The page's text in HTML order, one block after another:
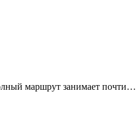
маршрут занимает почти…